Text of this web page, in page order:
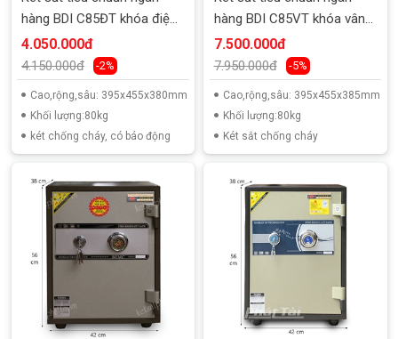
hàng BDI C85ĐT khóa điện
tử
4.050.000đ
4.150.000đ -2%
Cao,rộng,sâu: 395x455x380mm
Khối lượng:80kg
két chống cháy, có báo động
hàng BDI C85VT khóa vân
tay
7.500.000đ
7.950.000đ -5%
Cao,rộng,sâu: 395x455x385mm
Khối lượng:80kg
Két sắt chống cháy